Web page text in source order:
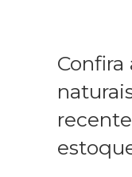
Confira